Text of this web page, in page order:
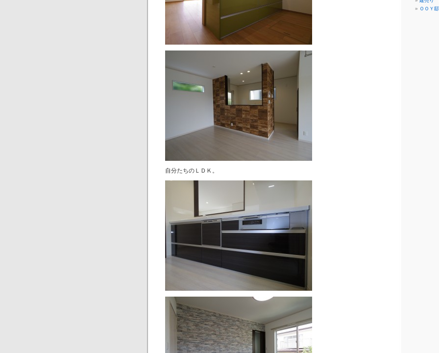
自分たちのＬＤＫ。
ＯＯＹ